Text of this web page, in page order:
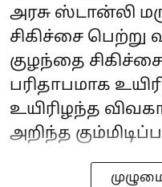
அரசு ஸ்டான்லி
சிகிச்சை
குழந்தை
பரிதாபமாக
உயிரிழந்த
அறிந்த கும்மிடிப்ப